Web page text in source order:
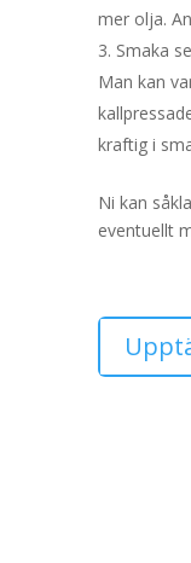
mer olja.
Smaka
Man kan
kraftig i
Ni kan
eventuellt